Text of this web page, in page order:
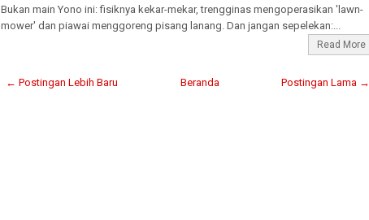
Bukan main Yono ini: fisiknya kekar-mekar, trengginas mengoperasikan 'lawn-
mower' dan piawai menggoreng pisang lanang. Dan jangan sepelekan:...
Read More
← Postingan Lebih Baru Postingan Lama →
Beranda